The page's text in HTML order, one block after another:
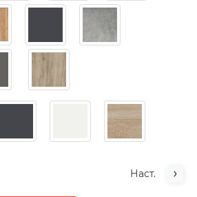
Наст.